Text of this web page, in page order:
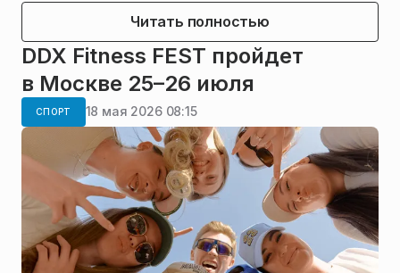
Читать полностью
DDX Fitness FEST пройдет
в Москве 25–26 июля
СПОРТ 18 мая 2026 08:15